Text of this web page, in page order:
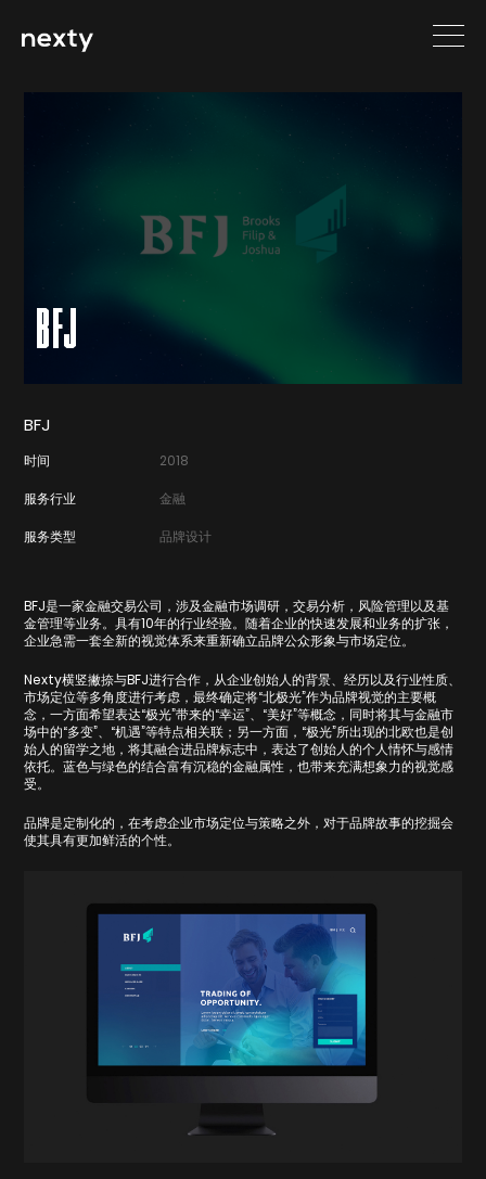
BFJ
BFJ
时间 2018
服务行业 金融
服务类型 品牌设计
BFJ是一家金融交易公司，涉及金融市场调研，交易分析，风险管理以及基
金管理等业务。具有10年的行业经验。随着企业的快速发展和业务的扩张，
企业急需一套全新的视觉体系来重新确立品牌公众形象与市场定位。
Nexty横竖撇捺与BFJ进行合作，从企业创始人的背景、经历以及行业性质、
市场定位等多角度进行考虑，最终确定将“北极光”作为品牌视觉的主要概
念，一方面希望表达“极光”带来的“幸运”、“美好”等概念，同时将其与金融市
场中的“多变”、“机遇”等特点相关联；另一方面，“极光”所出现的北欧也是创
始人的留学之地，将其融合进品牌标志中，表达了创始人的个人情怀与感情
依托。蓝色与绿色的结合富有沉稳的金融属性，也带来充满想象力的视觉感
受。
品牌是定制化的，在考虑企业市场定位与策略之外，对于品牌故事的挖掘会
使其具有更加鲜活的个性。